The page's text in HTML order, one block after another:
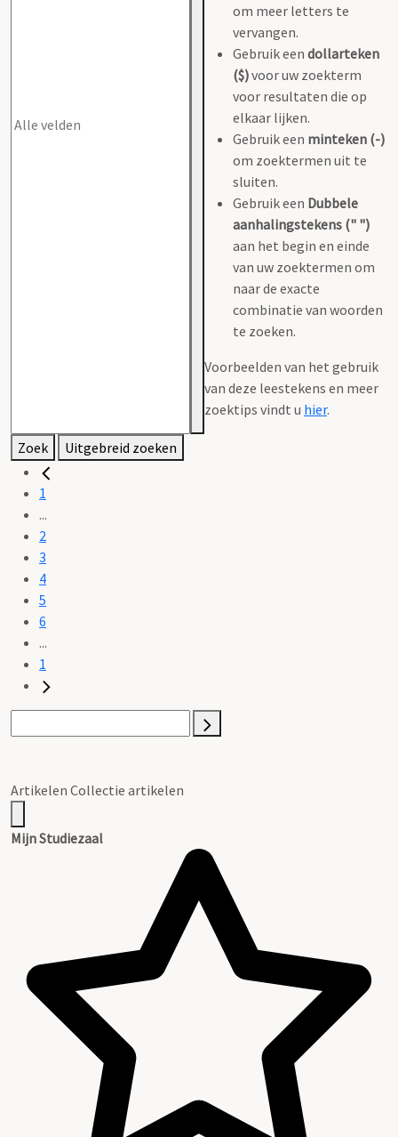
om meer letters te
vervangen.
Gebruik een dollarteken
($)voor uw zoekterm
voor resultaten die op
elkaar lijken.
Gebruik een minteken (-)
om zoektermen uit te
sluiten.
Gebruik een Dubbele
aanhalingstekens (" ")
aan het begin en einde
van uw zoektermen om
naar de exacte
combinatie van woorden
te zoeken.
Voorbeelden van het gebruik
van deze leestekens en meer
zoektips vindt u hier.
Zoek Uitgebreid zoeken
1
...
2
3
4
5
6
...
1
Artikelen Collectie artikelen
Mijn Studiezaal